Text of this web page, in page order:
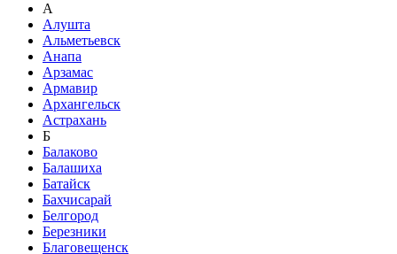
А
Алушта
Альметьевск
Анапа
Арзамас
Армавир
Архангельск
Астрахань
Б
Балаково
Балашиха
Батайск
Бахчисарай
Белгород
Березники
Благовещенск